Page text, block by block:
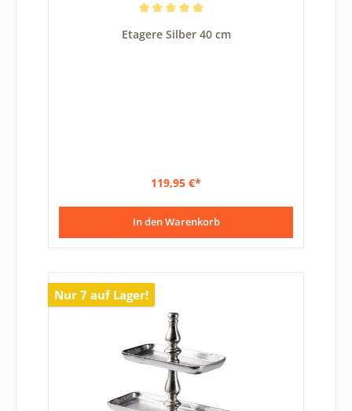
Etagere Silber 40 cm
119,95 €*
In den Warenkorb
Nur 7 auf Lager!